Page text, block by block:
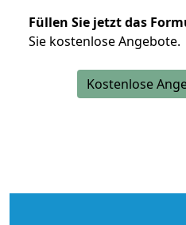
Füllen Sie jetzt das
Sie kostenlose Angebote.
Kostenlose